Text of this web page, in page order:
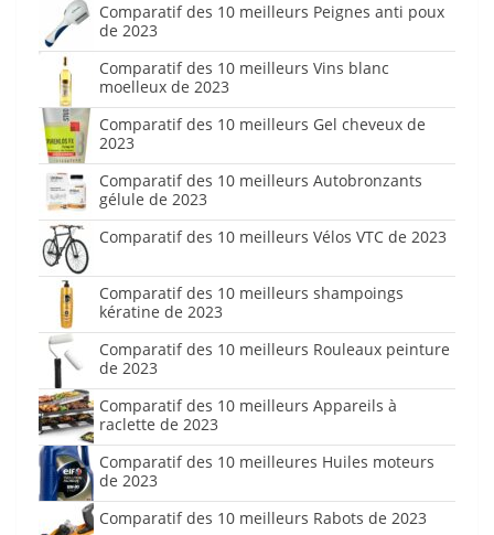
Comparatif des 10 meilleurs Peignes anti poux
de 2023
Comparatif des 10 meilleurs Vins blanc
moelleux de 2023
Comparatif des 10 meilleurs Gel cheveux de
2023
Comparatif des 10 meilleurs Autobronzants
gélule de 2023
Comparatif des 10 meilleurs Vélos VTC de 2023
Comparatif des 10 meilleurs shampoings
kératine de 2023
Comparatif des 10 meilleurs Rouleaux peinture
de 2023
Comparatif des 10 meilleurs Appareils à
raclette de 2023
Comparatif des 10 meilleures Huiles moteurs
de 2023
Comparatif des 10 meilleurs Rabots de 2023